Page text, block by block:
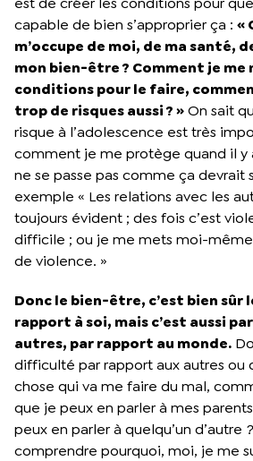
capable de bien s’approprier ça : «
m’occupe de moi, de ma santé,
mon bien-être ? Comment je me
conditions pour le faire,
trop de risques aussi ? »On sait
risque à l’adolescence est très
comment je me protège quand il y
ne se passe pas comme ça devrait
exemple « Les relations avec les
toujours évident ; des fois c’est
difficile ; ou je me mets moi-
de violence. »
Donc le bien-être, c’est bien sûr
rapport à soi, mais c’est aussi
autres, par rapport au monde.
difficulté par rapport aux autres ou
chose qui va me faire du mal,
que je peux en parler à mes
peux en parler à quelqu’un d’autre
comprendre pourquoi, moi, je me